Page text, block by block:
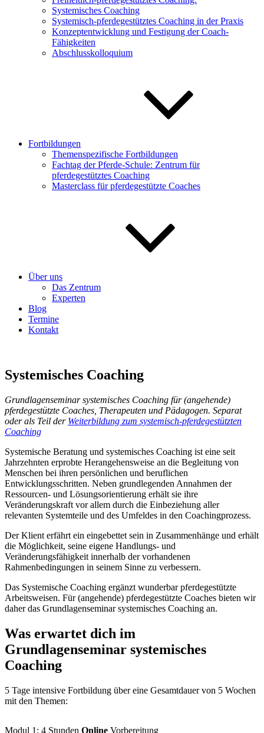
Systemisches Coaching
Systemisch-pferdegestütztes Coaching in der Praxis
Konzeptentwicklung und Festigung der Coach-
Fähigkeiten
Abschlusskolloquium
Fortbildungen
Themenspezifische Fortbildungen
Fachtag der Pferde-Schule: Zentrum für
pferdegestütztes Coaching
Masterclass für pferdegestützte Coaches
Über uns
Das Zentrum
Experten
Blog
Termine
Kontakt
Systemisches Coaching
Grundlagenseminar systemisches Coaching für (angehende)
pferdegestützte Coaches, Therapeuten und Pädagogen. Separat
oder als Teil der Weiterbildung zum systemisch-pferdegestützten
Coaching
Systemische Beratung und systemisches Coaching ist eine seit
Jahrzehnten erprobte Herangehensweise an die Begleitung von
Menschen bei ihren persönlichen und beruflichen
Entwicklungsschritten. Neben grundlegenden Annahmen der
Ressourcen- und Lösungsorientierung erhält sie ihre
Veränderungskraft vor allem durch die Einbeziehung aller
relevanten Systemteile und des Umfeldes in den Coachingprozess.
Der Klient erfährt ein eingebettet sein in Zusammenhänge und erhält
die Möglichkeit, seine eigene Handlungs- und
Veränderungsfähigkeit innerhalb der vorhandenen
Rahmenbedingungen in seinem Sinne zu verbessern.
Das Systemische Coaching ergänzt wunderbar pferdegestützte
Arbeitsweisen. Für (angehende) pferdegestützte Coaches bieten wir
daher das Grundlagenseminar systemisches Coaching an.
Was erwartet dich im
Grundlagenseminar systemisches
Coaching
5 Tage intensive Fortbildung über eine Gesamtdauer von 5 Wochen
mit den Themen:
Modul 1: 4 Stunden Online Vorbereitung